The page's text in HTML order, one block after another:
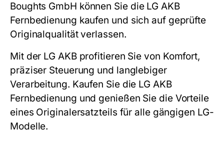
Boughts GmbH können Sie die LG AKB
Fernbedienung kaufen und sich auf geprüfte
Originalqualität verlassen.
Mit der LG AKBprofitieren Sie von Komfort,
präziser Steuerung und langlebiger
Verarbeitung. Kaufen Sie die LG AKB
Fernbedienung und genießen Sie die Vorteile
eines Originalersatzteils für alle gängigen LG-
Modelle.